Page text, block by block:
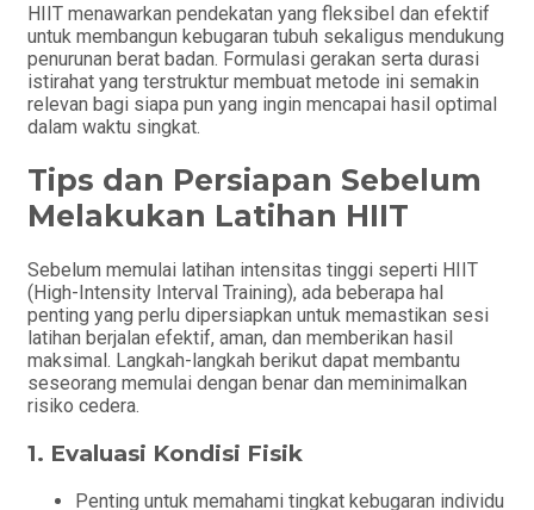
HIIT menawarkan pendekatan yang fleksibel dan efektif
untuk membangun kebugaran tubuh sekaligus mendukung
penurunan berat badan. Formulasi gerakan serta durasi
istirahat yang terstruktur membuat metode ini semakin
relevan bagi siapa pun yang ingin mencapai hasil optimal
dalam waktu singkat.
Tips dan Persiapan Sebelum
Melakukan Latihan HIIT
Sebelum memulai latihan intensitas tinggi seperti HIIT
(High-Intensity Interval Training), ada beberapa hal
penting yang perlu dipersiapkan untuk memastikan sesi
latihan berjalan efektif, aman, dan memberikan hasil
maksimal. Langkah-langkah berikut dapat membantu
seseorang memulai dengan benar dan meminimalkan
risiko cedera.
1. Evaluasi Kondisi Fisik
Penting untuk memahami tingkat kebugaran individu